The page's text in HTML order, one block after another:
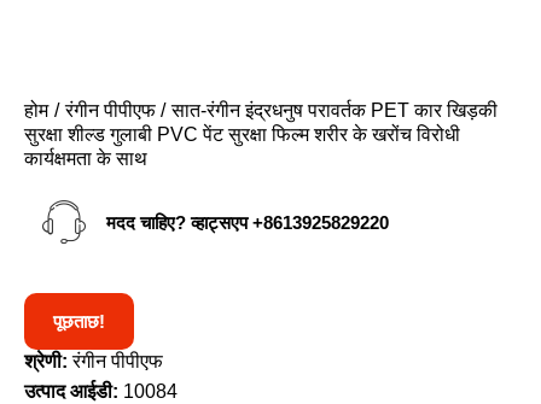
होम रंगीन पीपीएफ
सात-रंगीन इंद्रधनुष परावर्तक PET कार खिड़की
सुरक्षा शील्ड गुलाबी PVC पेंट सुरक्षा फिल्म शरीर के खरोंच विरोधी
कार्यक्षमता के साथ
मदद चाहिए? व्हाट्सएप+8613925829220
पूछताछ!
श्रेणी:रंगीन पीपीएफ
उत्पाद आईडी: 10084